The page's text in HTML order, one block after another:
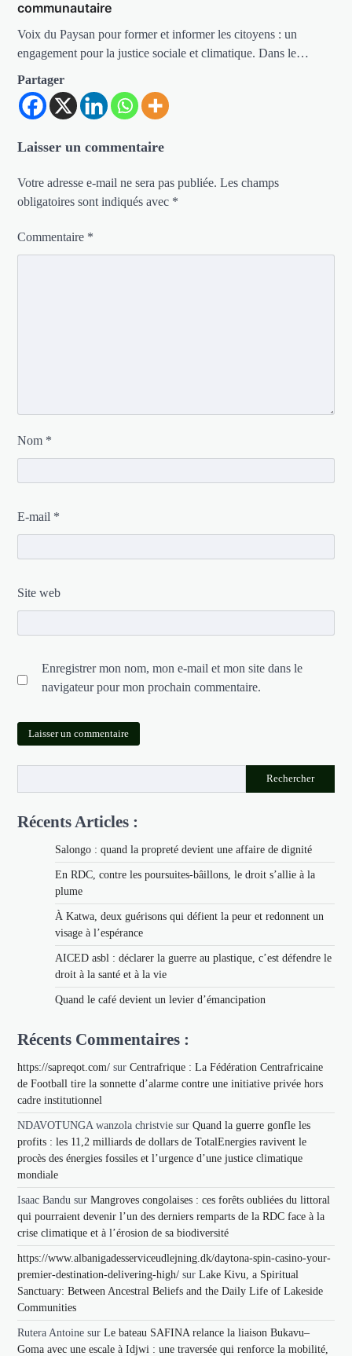
communautaire
Voix du Paysan pour former et informer les citoyens : un
engagement pour la justice sociale et climatique. Dans le…
Partager
Laisser un commentaire
Votre adresse e-mail ne sera pas publiée. Les champs
obligatoires sont indiqués avec *
Commentaire *
Nom *
E-mail *
Site web
Enregistrer mon nom, mon e-mail et mon site dans le
navigateur pour mon prochain commentaire.
Rechercher
Récents Articles :
Salongo : quand la propreté devient une affaire de dignité
En RDC, contre les poursuites-bâillons, le droit s’allie à la
plume
À Katwa, deux guérisons qui défient la peur et redonnent un
visage à l’espérance
AICED asbl : déclarer la guerre au plastique, c’est défendre le
droit à la santé et à la vie
Quand le café devient un levier d’émancipation
Récents Commentaires :
https://sapreqot.com/ surCentrafrique : La Fédération Centrafricaine
de Football tire la sonnette d’alarme contre une initiative privée hors
cadre institutionnel
NDAVOTUNGA wanzola christvie surQuand la guerre gonfle les
profits : les 11,2 milliards de dollars de TotalEnergies ravivent le
procès des énergies fossiles et l’urgence d’une justice climatique
mondiale
Isaac Bandu surMangroves congolaises : ces forêts oubliées du littoral
qui pourraient devenir l’un des derniers remparts de la RDC face à la
crise climatique et à l’érosion de sa biodiversité
https://www.albanigadesserviceudlejning.dk/daytona-spin-casino-your-
premier-destination-delivering-high/ surLake Kivu, a Spiritual
Sanctuary: Between Ancestral Beliefs and the Daily Life of Lakeside
Communities
Rutera Antoine surLe bateau SAFINA relance la liaison Bukavu–
Goma avec une escale à Idjwi : une traversée qui renforce la mobilité,